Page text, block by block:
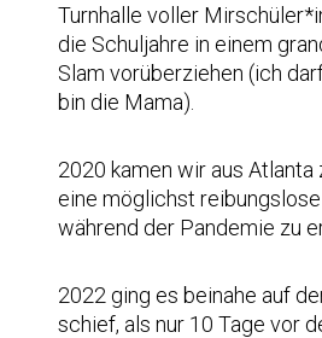
Turnhalle voller
die Schuljahre in einem
Slam vorüberziehen (ich
bin die Mama).
2020 kamen wir aus Atlanta
eine möglichst
während der Pandemie zu
2022 ging es beinahe auf
schief, als nur 10 Tage vor